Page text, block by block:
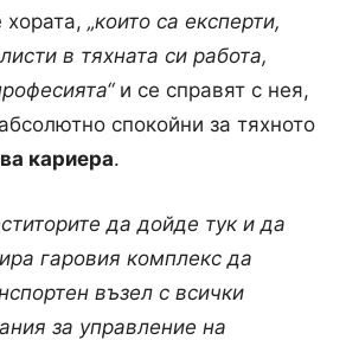
хората, „които са експерти,
в тяхната си работа,
и се справят с нея,
спокойни за тяхното
кариера.
да дойде тук и да
гаровия комплекс да
възел с всички
за управление на